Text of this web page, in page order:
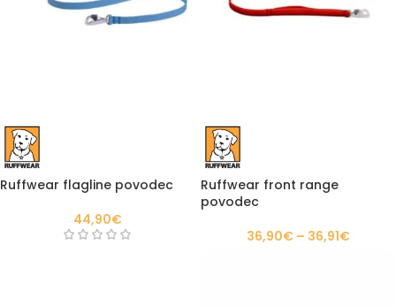
Ruffwear flagline povodec
44,90€
Ruffwear front range
povodec
36,90€ – 36,91€